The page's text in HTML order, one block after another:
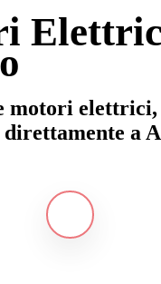
motori elettrici,
a
Navigate